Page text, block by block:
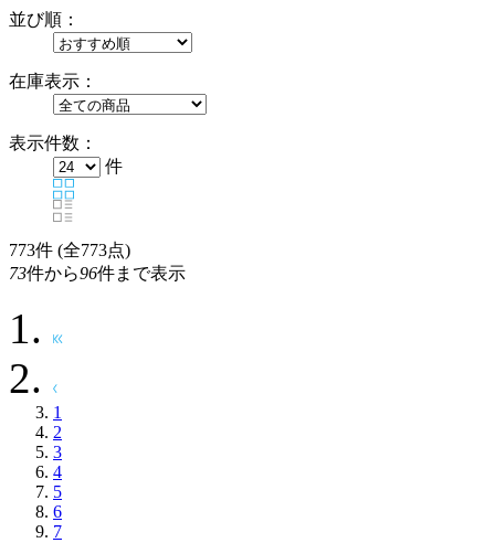
並び順：
在庫表示：
表示件数：
件
773件 (全773点)
73件から96件まで表示
1
2
3
4
5
6
7